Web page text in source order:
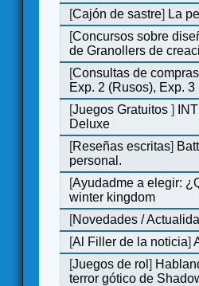
[Cajón de sastre] La
[Concursos sobre
de Granollers de
[Consultas de
Exp. 2 (Rusos), Exp.
[Juegos Gratuitos]
Deluxe
[Reseñas escritas]
personal.
[Ayudadme a elegir:
winter kingdom
[Novedades /
[Al Filler de la noticia]
[Juegos de rol]
terror gótico de